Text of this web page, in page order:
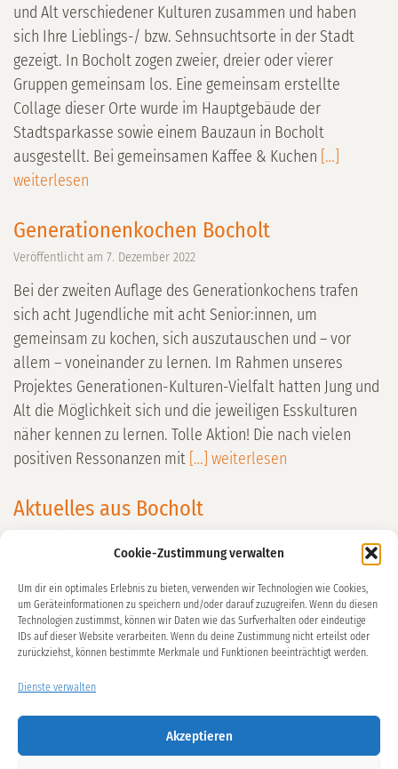
Cookie-Zustimmung verwalten
Um dir ein optimales Erlebnis zu bieten, verwenden wir Technologien wie Cookies,
um Geräteinformationen zu speichern und/oder darauf zuzugreifen. Wenn du diesen
Technologien zustimmst, können wir Daten wie das Surfverhalten oder eindeutige
IDs auf dieser Website verarbeiten. Wenn du deine Zustimmung nicht erteilst oder
zurückziehst, können bestimmte Merkmale und Funktionen beeinträchtigt werden.
Dienste verwalten
Akzeptieren
und Alt verschiedener Kulturen zusammen und haben
sich Ihre Lieblings-/ bzw. Sehnsuchtsorte in der Stadt
gezeigt. In Bocholt zogen zweier, dreier oder vierer
Gruppen gemeinsam los. Eine gemeinsam erstellte
Collage dieser Orte wurde im Hauptgebäude der
Stadtsparkasse sowie einem Bauzaun in Bocholt
ausgestellt. Bei gemeinsamen Kaffee & Kuchen […]
weiterlesen
Generationenkochen Bocholt
Veröffentlicht am 7. Dezember 2022
Bei der zweiten Auflage des Generationkochens trafen
sich acht Jugendliche mit acht Senior:innen, um
gemeinsam zu kochen, sich auszutauschen und – vor
allem – voneinander zu lernen. Im Rahmen unseres
Projektes Generationen-Kulturen-Vielfalt hatten Jung und
Alt die Möglichkeit sich und die jeweiligen Esskulturen
näher kennen zu lernen. Tolle Aktion! Die nach vielen
positiven Ressonanzen mit […] weiterlesen
Aktuelles aus Bocholt
Kunstschaffenden Marco Büning zusammen. Jüngere und
ältere Menschen mit und ohne Einwanderungsgeschichte
sind im Atelier des Künstlers zu Gast, aufgrund der
jeder von ihnen modelliert unter Anleitung von Büning
einen Kopf aus Styropor, Plastik und Farbe, erzählt im
Gespräch aus seinem bzw.[…] weiterlesen